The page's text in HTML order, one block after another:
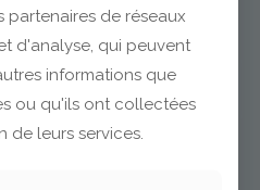
42 18 38
sa.fr
partenaires de réseaux
d'analyse, qui peuvent
informations que
ou qu'ils ont collectées
de leurs services.